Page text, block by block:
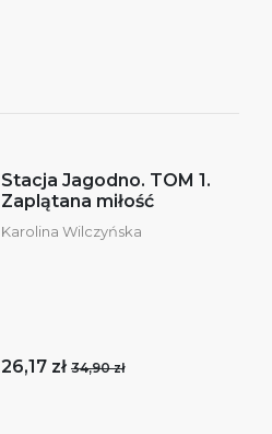
Stacja Jagodno. TOM 1.
Zaplątana miłość
Karolina Wilczyńska
26,17 zł 34,90 zł